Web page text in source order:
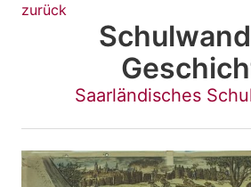
zurück
Saarländisches